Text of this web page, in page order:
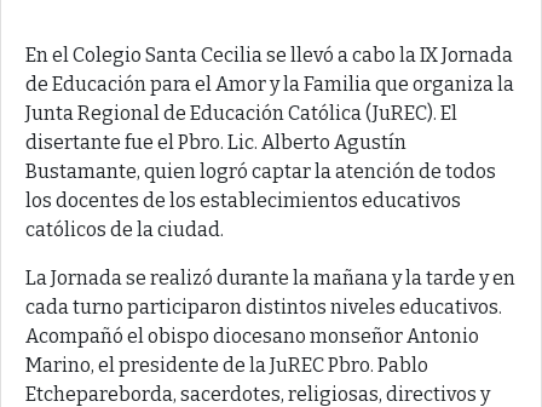
En el Colegio Santa Cecilia se llevó a cabo la IX Jornada
de Educación para el Amor y la Familia que organiza la
Junta Regional de Educación Católica (JuREC). El
disertante fue el Pbro. Lic. Alberto Agustín
Bustamante, quien logró captar la atención de todos
los docentes de los establecimientos educativos
católicos de la ciudad.
La Jornada se realizó durante la mañana y la tarde y en
cada turno participaron distintos niveles educativos.
Acompañó el obispo diocesano monseñor Antonio
Marino, el presidente de la JuREC Pbro. Pablo
Etchepareborda, sacerdotes, religiosas, directivos y